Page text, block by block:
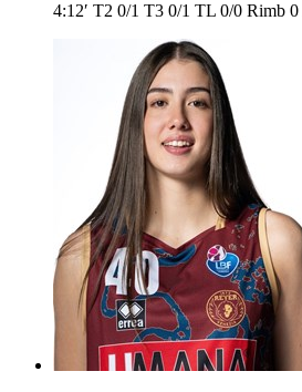
4:12′ T2 0/1 T3 0/1 TL 0/0 Rimb 0